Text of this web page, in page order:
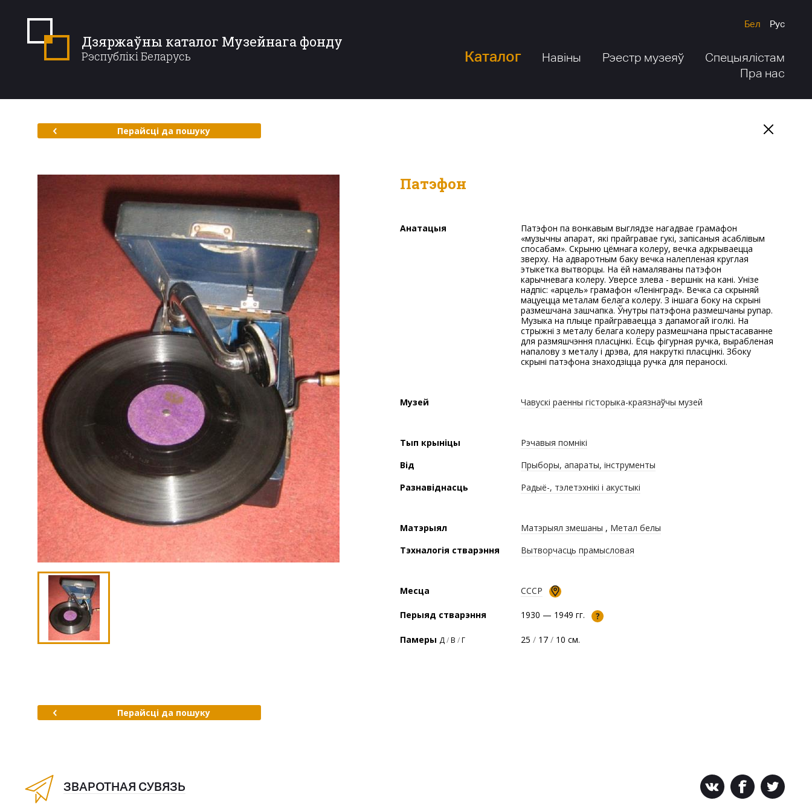
Дзяржаўны каталог Музейнага фонду
Рэспублікі Беларусь
Бел Рус
Каталог Навіны Рэестр музеяў
Спецыялістам
Пра нас
Перайсці да пошуку
Патэфон
Анатацыя
Патэфон па вонкавым выглядзе нагадвае грамафон
«музычны апарат, які прайгравае гукі, запісаныя асаблівым
спосабам». Скрыню цёмнага колеру, вечка адкрываецца
зверху. На адваротным баку вечка налепленая круглая
этыкетка вытворцы. На ёй намаляваны патэфон
карычневага колеру. Уверсе злева - вершнік на кані. Унізе
надпіс: «арцель» грамафон «Ленінград». Вечка са скрыняй
мацуецца металам белага колеру. З іншага боку на скрыні
размешчана зашчапка. Ўнутры патэфона размешчаны рупар.
Музыка на плыце прайграваецца з дапамогай іголкі. На
стрыжні з металу белага колеру размешчана прыстасаванне
для размяшчэння пласцінкі. Ёсць фігурная ручка, вырабленая
напалову з металу і дрэва, для накруткі пласцінкі. Збоку
скрыні патэфона знаходзіцца ручка для пераноскі.
Музей Чавускі раенны гісторыка-краязнаўчы музей
Тып крыніцы
Рэчавыя помнікі
Від
Прыборы, апараты, інструменты
Разнавіднасць
Радыё-, тэлетэхнікі і акустыкі
Матэрыял Матэрыял змешаны , Метал белы
Тэхналогія стварэння
Вытворчасць прамысловая
Месца СССР
Перыяд стварэння 1930 — 1949 гг. ?
Памеры Д/В /Г 25 / 17 / 10 см.
Перайсці да пошуку
ЗВАРОТНАЯ СУВЯЗЬ